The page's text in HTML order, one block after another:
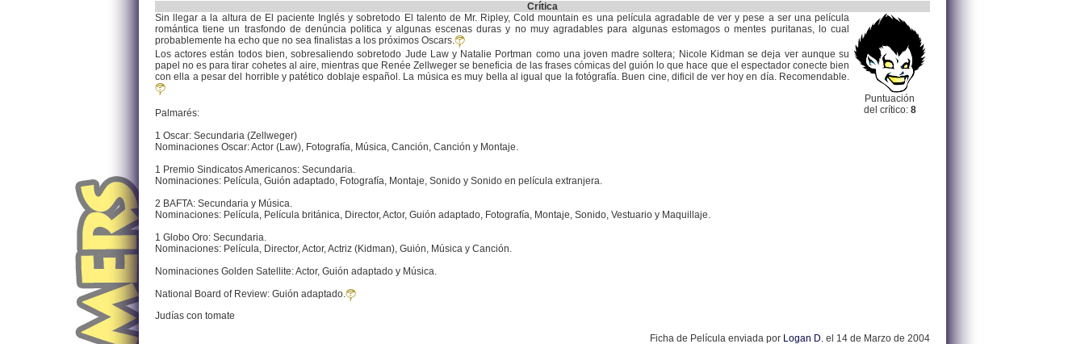
Crítica
Puntuación
del crítico: 8
Sin llegar a la altura de El paciente Inglés y sobretodo El talento de Mr. Ripley, Cold mountain es una película agradable de ver y pese a ser una película
romántica tiene un trasfondo de denúncia politica y algunas escenas duras y no muy agradables para algunas estomagos o mentes puritanas, lo cual
probablemente ha echo que no sea finalistas a los próximos Oscars.
Los actores están todos bien, sobresaliendo sobretodo Jude Law y Natalie Portman como una joven madre soltera; Nicole Kidman se deja ver aunque su
papel no es para tirar cohetes al aire, mientras que Renée Zellweger se beneficia de las frases cómicas del guión lo que hace que el espectador conecte bien
con ella a pesar del horrible y patético doblaje español. La música es muy bella al igual que la fotógrafía. Buen cine, dificil de ver hoy en día. Recomendable.
Palmarés:
1 Oscar: Secundaria (Zellweger)
Nominaciones Oscar: Actor (Law), Fotografía, Música, Canción, Canción y Montaje.
1 Premio Sindicatos Americanos: Secundaria.
Nominaciones: Película, Guión adaptado, Fotografía, Montaje, Sonido y Sonido en película extranjera.
2 BAFTA: Secundaria y Música.
Nominaciones: Película, Película británica, Director, Actor, Guión adaptado, Fotografía, Montaje, Sonido, Vestuario y Maquillaje.
1 Globo Oro: Secundaria.
Nominaciones: Película, Director, Actor, Actriz (Kidman), Guión, Música y Canción.
Nominaciones Golden Satellite: Actor, Guión adaptado y Música.
National Board of Review: Guión adaptado.
Judías con tomate
Ficha de Película enviada por Logan D. el 14 de Marzo de 2004